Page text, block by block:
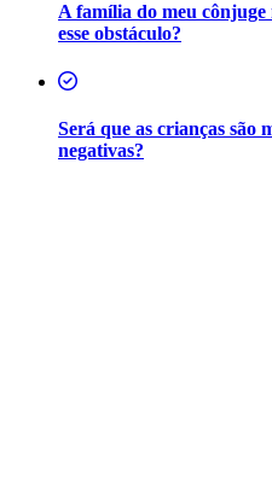
A família do meu
esse obstáculo?
Será que as crianças são
negativas?